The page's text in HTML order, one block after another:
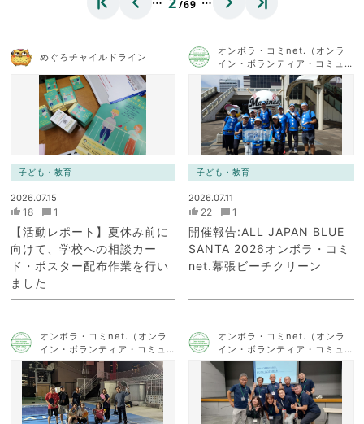
/69
めぐろチャイルドライン
子ども・教育
2026.07.15
18 1
【活動レポート】夏休み前に
向けて、学校への相談カー
ド・ポスター配布作業を行い
ました
オンボラ・コミnet.（オンラ
イン・ボランティア・コミュ
ニケーション・ネットワー
ク）
子ども・教育
2026.07.11
22 1
開催報告:ALL JAPAN BLUE
SANTA 2026オンボラ・コミ
net.幕張ビーチクリーン
オンボラ・コミnet.（オンラ
イン・ボランティア・コミュ
ニケーション・ネットワー
ク）
オンボラ・コミnet.（オンラ
イン・ボランティア・コミュ
ニケーション・ネットワー
ク）